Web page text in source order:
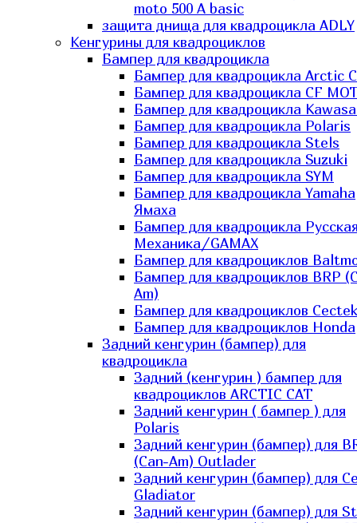
moto 500 A basic
защита днища для квадроцикла ADLY
Кенгурины для квадроциклов
Бампер для квадроцикла
Бампер для квадроцикла Arctic
Бампер для квадроцикла CF
Бампер для квадроцикла
Бампер для квадроцикла Polaris
Бампер для квадроцикла Stels
Бампер для квадроцикла Suzuki
Бампер для квадроцикла SYM
Бампер для квадроцикла Yamaha
Ямаха
Бампер для квадроцикла
Механика/GAMAX
Бампер для квадроциклов
Бампер для квадроциклов BRP
Am)
Бампер для квадроциклов Cectek
Бампер для квадроциклов Honda
Задний кенгурин (бампер) для
квадроцикла
Задний (кенгурин ) бампер для
квадроциклов ARCTIC CAT
Задний кенгурин ( бампер ) для
Polaris
Задний кенгурин (бампер) для
(Can-Am) Outlader
Задний кенгурин (бампер) для
Gladiator
Задний кенгурин (бампер) для